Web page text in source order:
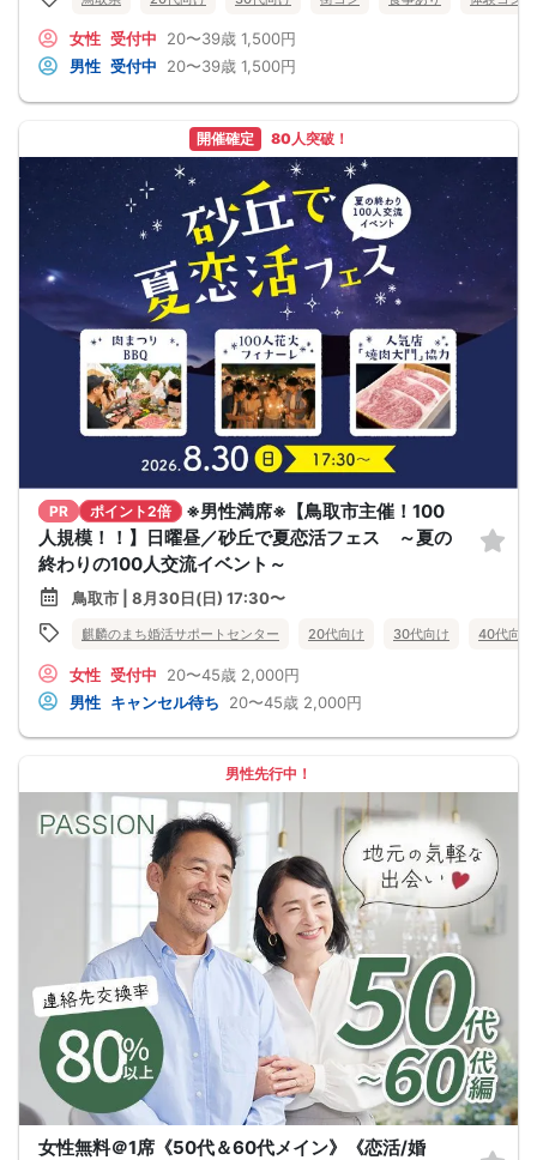
女性 受付中 20〜39歳 1,500円
男性 受付中 20〜39歳 1,500円
開催確定 80人突破！
PR ポイント2倍
※男性満席※【鳥取市主催！100
人規模！！】日曜昼／砂丘で夏恋活フェス ～夏の
終わりの100人交流イベント～
鳥取市 | 8月30日(日) 17:30〜
麒麟のまち婚活サポートセンター 20代向け 30代向け 40代向け
女性 受付中 20〜45歳 2,000円
男性 キャンセル待ち 20〜45歳 2,000円
男性先行中！
女性無料＠1席《50代＆60代メイン》《恋活/婚